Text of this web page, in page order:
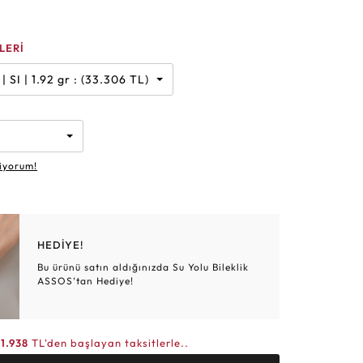
Karat | G | SI | 1.92 gr : (33.306 TL)
HEDİYE!
Bu ürünü satın aldığınızda Su Yolu Bileklik
ASSOS’tan Hediye!
TL'den başlayan taksitlerle..